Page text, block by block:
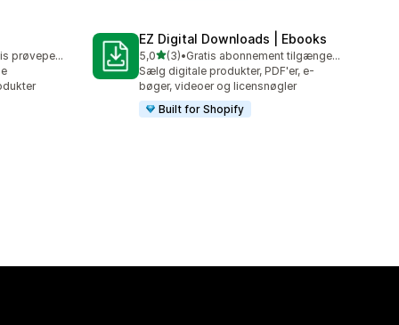
Mulighed for gratis prøveperiode
EZ Digital Downloads | Ebooks
5,0ud af 5 stjerner
(3)
3 anmeldelser i alt
•
Gratis abonnement tilgængeligt
Sælg digitale produkter, PDF'er, e-
bøger, videoer og licensnøgler
Built for Shopify